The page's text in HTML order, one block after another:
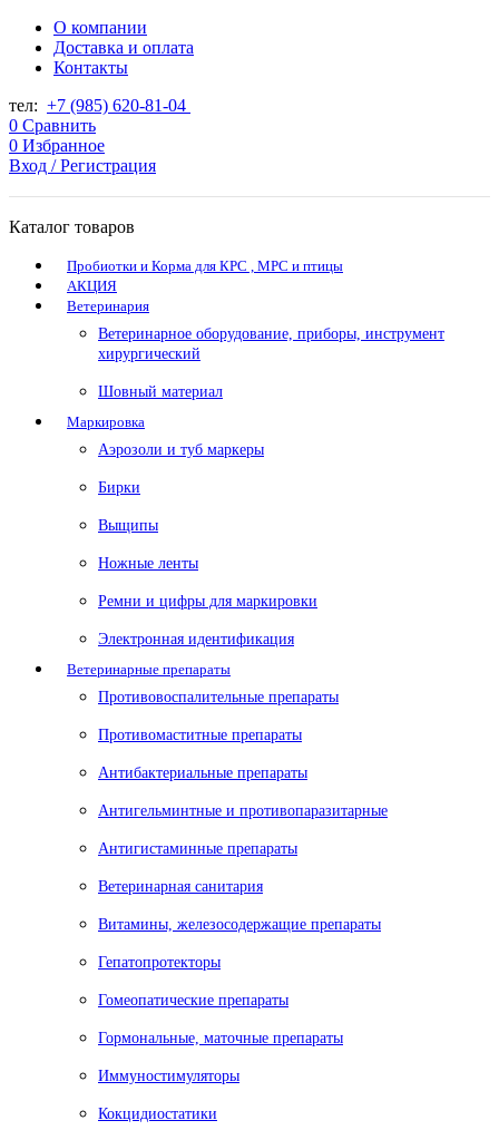
О компании
Доставка и оплата
Контакты
тел: +7 (985) 620-81-04
0 Сравнить
0 Избранное
Вход / Регистрация
Каталог товаров
Пробиотки и Корма для КРС , МРС и птицы
АКЦИЯ
Ветеринария
Ветеринарное оборудование, приборы, инструмент
хирургический
Шовный материал
Маркировка
Аэрозоли и туб маркеры
Бирки
Выщипы
Ножные ленты
Ремни и цифры для маркировки
Электронная идентификация
Ветеринарные препараты
Противовоспалительные препараты
Противомаститные препараты
Антибактериальные препараты
Антигельминтные и противопаразитарные
Антигистаминные препараты
Ветеринарная санитария
Витамины, железосодержащие препараты
Гепатопротекторы
Гомеопатические препараты
Гормональные, маточные препараты
Иммуностимуляторы
Кокцидиостатики